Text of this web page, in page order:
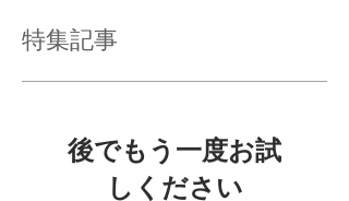
特集記事
後でもう一度お試